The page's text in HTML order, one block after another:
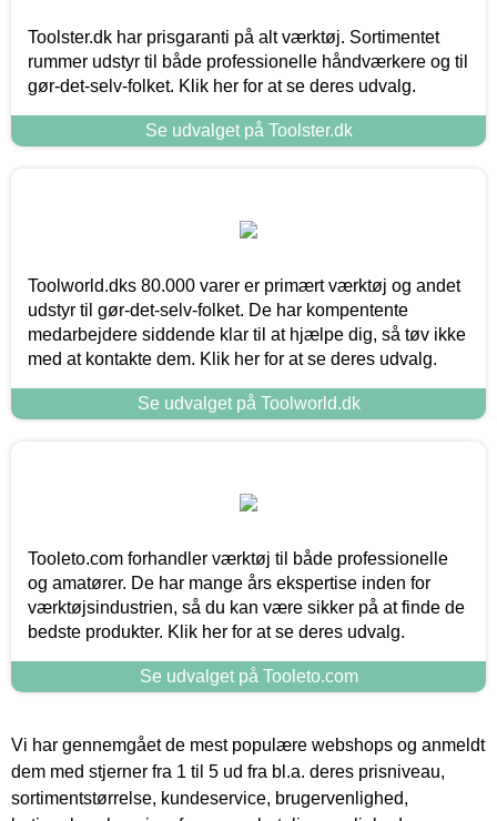
Toolster.dk har prisgaranti på alt værktøj. Sortimentet
rummer udstyr til både professionelle håndværkere og til
gør-det-selv-folket. Klik her for at se deres udvalg.
Se udvalget på Toolster.dk
Toolworld.dks 80.000 varer er primært værktøj og andet
udstyr til gør-det-selv-folket. De har kompentente
medarbejdere siddende klar til at hjælpe dig, så tøv ikke
med at kontakte dem. Klik her for at se deres udvalg.
Se udvalget på Toolworld.dk
Tooleto.com forhandler værktøj til både professionelle
og amatører. De har mange års ekspertise inden for
værktøjsindustrien, så du kan være sikker på at finde de
bedste produkter. Klik her for at se deres udvalg.
Se udvalget på Tooleto.com
Vi har gennemgået de mest populære webshops og anmeldt
dem med stjerner fra 1 til 5 ud fra bl.a. deres prisniveau,
sortimentstørrelse, kundeservice, brugervenlighed,